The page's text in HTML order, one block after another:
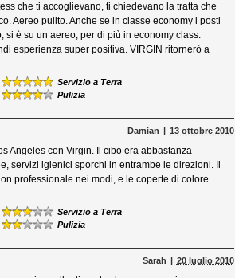
che ti accoglievano, ti chiedevano la tratta che
Aereo pulito. Anche se in classe economy i posti
è su un aereo, per di più in economy class.
esperienza super positiva. VIRGIN ritornerò a
Servizio a Terra
Pulizia
Damian 13 ottobre 2010
Angeles con Virgin. Il cibo era abbastanza
servizi igienici sporchi in entrambe le direzioni. Il
professionale nei modi, e le coperte di colore
Servizio a Terra
Pulizia
Sarah 20 luglio 2010